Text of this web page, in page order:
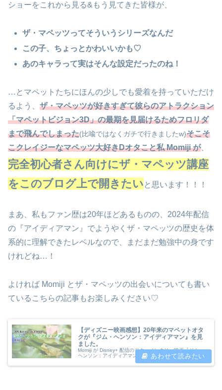
ショーをこれから見る&もう見てきた皆様が、
ザ・マペッツってそういうシリーズなんだ
この子、ちょっとかわいいかも♡
あのキャラって実はそんな設定だったのね！
…とマペットたちにほんの少しでも愛着を持っていただけ
るよう、 ザ・マペッツが好きすぎて彼らのアトラクション
「マペットビジョン3D」の最期を見届けるためフロリダ
まで飛んでしまった(比喩ではなくガチで行きましたw)そこそ
こクレイジーなマペッツ大好きDオタこと私 Momiji が、
完全初心者さん向けにザ・マペッツ講座
をこのブログ上で開きたい と思います！！！
まあ、私もファン歴は20年ほどあるものの、2024年配信
の『アイディアマン』でようやくザ・マペッツの歴史を体
系的に理解できたレベルなので、まだまだ勉強中の身です
けれどね…！
よければ Momiji とザ・マペッツの出会いについても書い
ているこちらの記事もお楽しみください♡
【ディズニー映画感想】20年来のマペットオタ
クが『ジム・ヘンソン：アイディアマン』を見
ました。
Momiji が Disney+ 配信のドキュメンタリー映画『ジム・
ヘンソン：アイディアマン』の感想について語ります。